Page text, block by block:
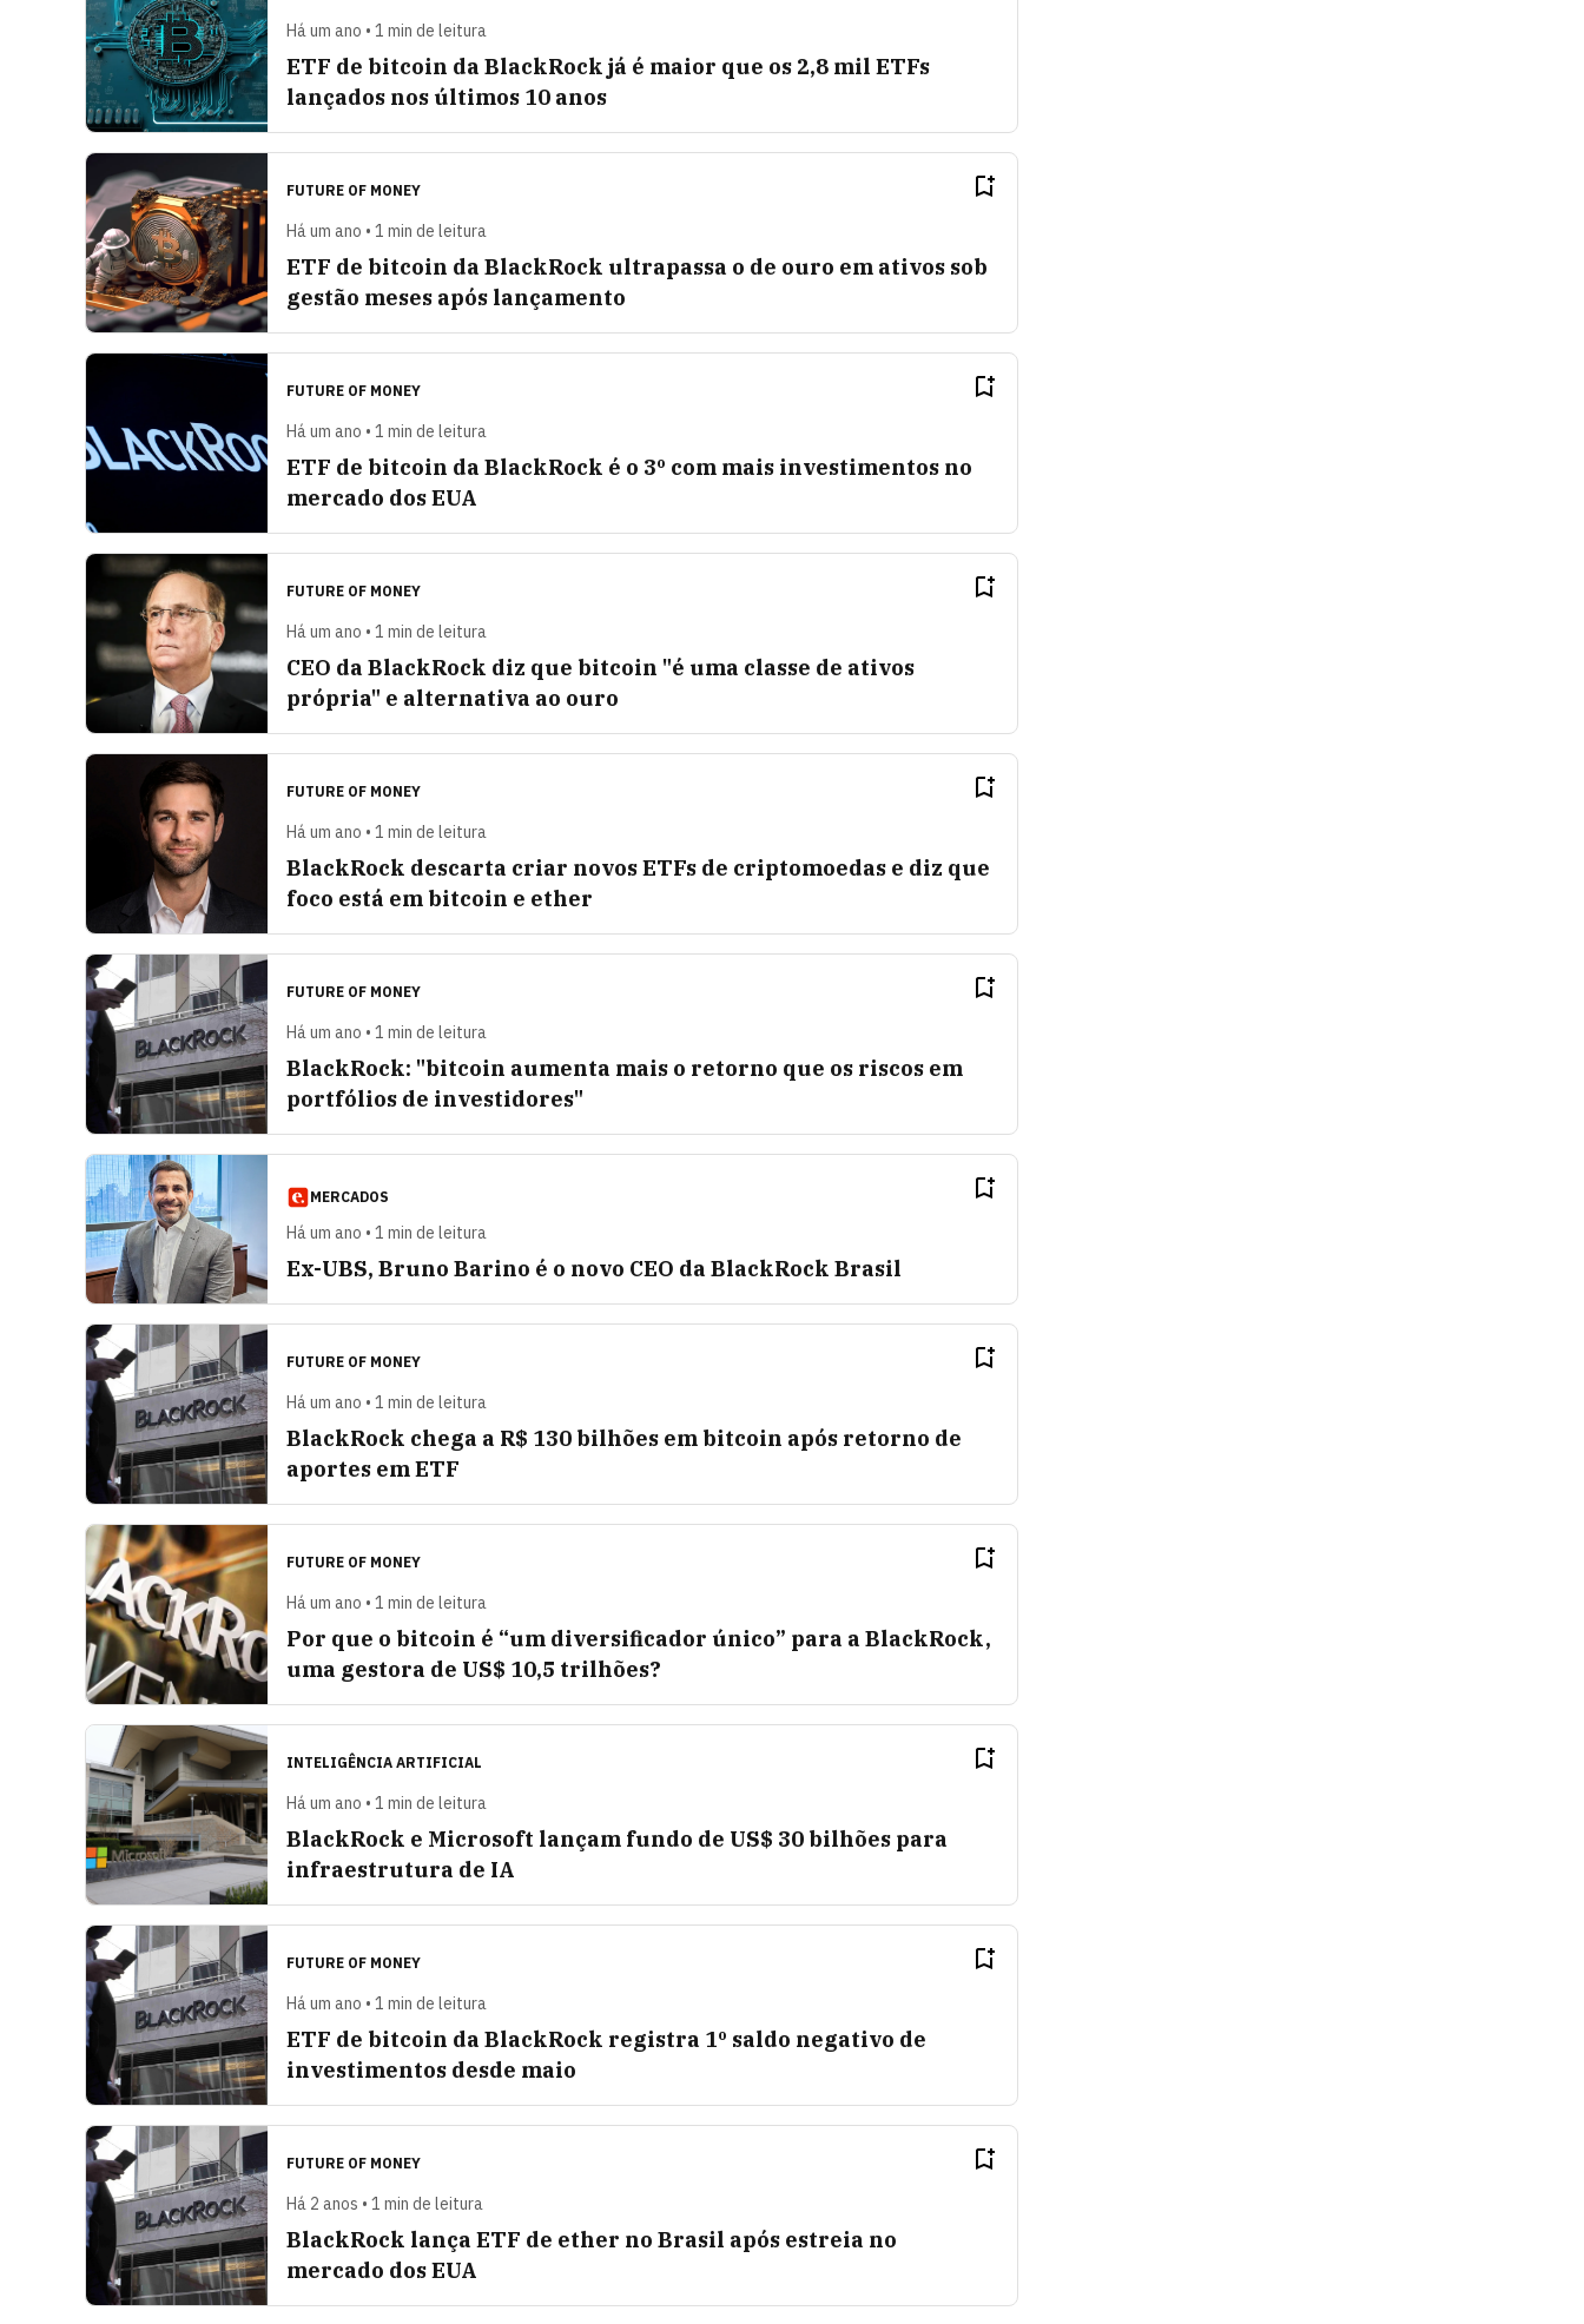
Há um ano • 1 min de leitura
ETF de bitcoin da BlackRock já é maior que os 2,8 mil ETFs
lançados nos últimos 10 anos
FUTURE OF MONEY
Há um ano • 1 min de leitura
ETF de bitcoin da BlackRock ultrapassa o de ouro em ativos sob
gestão meses após lançamento
FUTURE OF MONEY
Há um ano • 1 min de leitura
ETF de bitcoin da BlackRock é o 3º com mais investimentos no
mercado dos EUA
FUTURE OF MONEY
Há um ano • 1 min de leitura
CEO da BlackRock diz que bitcoin "é uma classe de ativos
própria" e alternativa ao ouro
FUTURE OF MONEY
Há um ano • 1 min de leitura
BlackRock descarta criar novos ETFs de criptomoedas e diz que
foco está em bitcoin e ether
FUTURE OF MONEY
Há um ano • 1 min de leitura
BlackRock: "bitcoin aumenta mais o retorno que os riscos em
portfólios de investidores"
MERCADOS
Há um ano • 1 min de leitura
Ex-UBS, Bruno Barino é o novo CEO da BlackRock Brasil
FUTURE OF MONEY
Há um ano • 1 min de leitura
BlackRock chega a R$ 130 bilhões em bitcoin após retorno de
aportes em ETF
FUTURE OF MONEY
Há um ano • 1 min de leitura
Por que o bitcoin é “um diversificador único” para a BlackRock,
uma gestora de US$ 10,5 trilhões?
INTELIGÊNCIA ARTIFICIAL
Há um ano • 1 min de leitura
BlackRock e Microsoft lançam fundo de US$ 30 bilhões para
infraestrutura de IA
FUTURE OF MONEY
Há um ano • 1 min de leitura
ETF de bitcoin da BlackRock registra 1º saldo negativo de
investimentos desde maio
FUTURE OF MONEY
Há 2 anos • 1 min de leitura
BlackRock lança ETF de ether no Brasil após estreia no
mercado dos EUA